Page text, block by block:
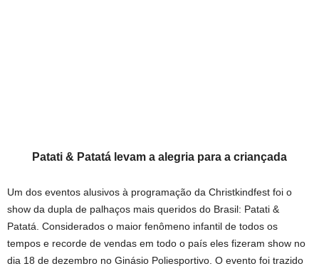
Patati & Patatá levam a alegria para a criançada
Um dos eventos alusivos à programação da Christkindfest foi o
show da dupla de palhaços mais queridos do Brasil: Patati &
Patatá. Considerados o maior fenômeno infantil de todos os
tempos e recorde de vendas em todo o país eles fizeram show no
dia 18 de dezembro no Ginásio Poliesportivo. O evento foi trazido